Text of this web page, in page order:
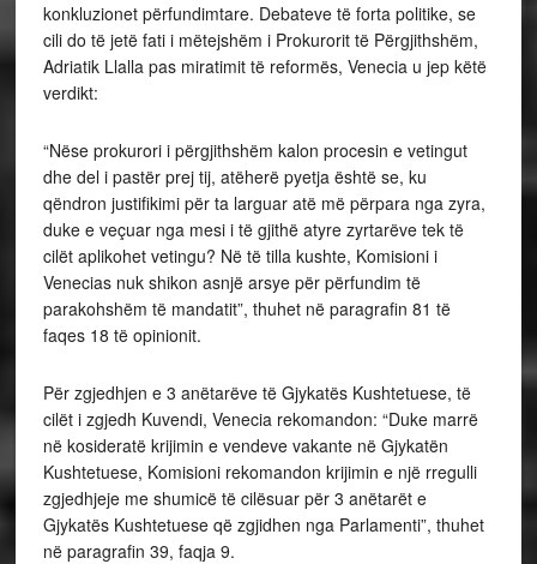
konkluzionet përfundimtare. Debateve të forta politike, se
cili do të jetë fati i mëtejshëm i Prokurorit të Përgjithshëm,
Adriatik Llalla pas miratimit të reformës, Venecia u jep këtë
verdikt:
“Nëse prokurori i përgjithshëm kalon procesin e vetingut
dhe del i pastër prej tij, atëherë pyetja është se, ku
qëndron justifikimi për ta larguar atë më përpara nga zyra,
duke e veçuar nga mesi i të gjithë atyre zyrtarëve tek të
cilët aplikohet vetingu? Në të tilla kushte, Komisioni i
Venecias nuk shikon asnjë arsye për përfundim të
parakohshëm të mandatit”, thuhet në paragrafin 81 të
faqes 18 të opinionit.
Për zgjedhjen e 3 anëtarëve të Gjykatës Kushtetuese, të
cilët i zgjedh Kuvendi, Venecia rekomandon: “Duke marrë
në kosideratë krijimin e vendeve vakante në Gjykatën
Kushtetuese, Komisioni rekomandon krijimin e një rregulli
zgjedhjeje me shumicë të cilësuar për 3 anëtarët e
Gjykatës Kushtetuese që zgjidhen nga Parlamenti”, thuhet
në paragrafin 39, faqja 9.